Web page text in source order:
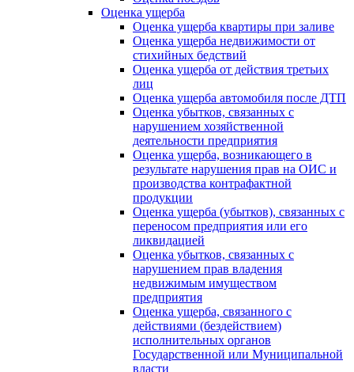
Оценка ущерба
Оценка ущерба квартиры при заливе
Оценка ущерба недвижимости от
стихийных бедствий
Оценка ущерба от действия третьих
лиц
Оценка ущерба автомобиля после ДТП
Оценка убытков, связанных с
нарушением хозяйственной
деятельности предприятия
Оценка ущерба, возникающего в
результате нарушения прав на ОИС и
производства контрафактной
продукции
Оценка ущерба (убытков), связанных с
переносом предприятия или его
ликвидацией
Оценка убытков, связанных с
нарушением прав владения
недвижимым имуществом
предприятия
Оценка ущерба, связанного с
действиями (бездействием)
исполнительных органов
Государственной или Муниципальной
власти